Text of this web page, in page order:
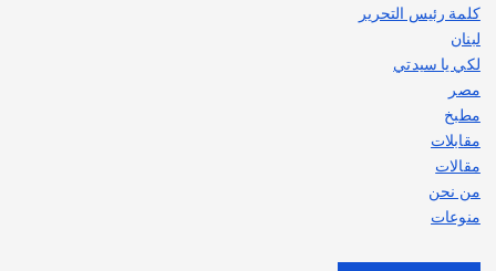
كلمة رئيس التحرير
لبنان
لكي يا سيدتي
مصر
مطبخ
مقابلات
مقالات
من نحن
منوعات